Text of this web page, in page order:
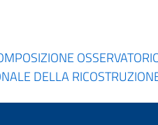
DELLA